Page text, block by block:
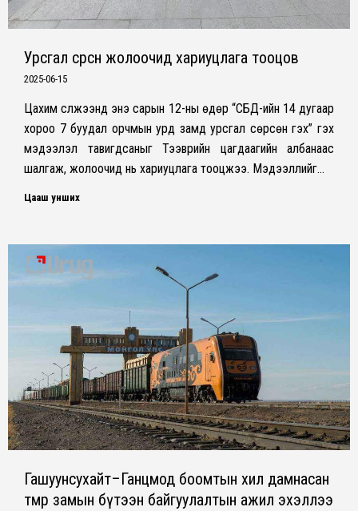
Урсгал сөрсөн жолоочид хариуцлага тооцов
2025-06-15
Цахим сүлжээнд энэ сарын 12-ны өдөр “СБД-ийн 14 дугаар
хороо 7 буудал орчмын урд замд урсгал сөрсөн гэх” гэх
мэдээлэл тавигдсаныг Тээврийн цагдаагийн албанаас
шалгаж, жолоочид нь хариуцлага тооцжээ. Мэдээллийг…
Цааш унших
Гашуунсухайт–Ганцмод боомтын хил дамнасан
төмөр замын бүтээн байгуулалтын ажил эхэллээ